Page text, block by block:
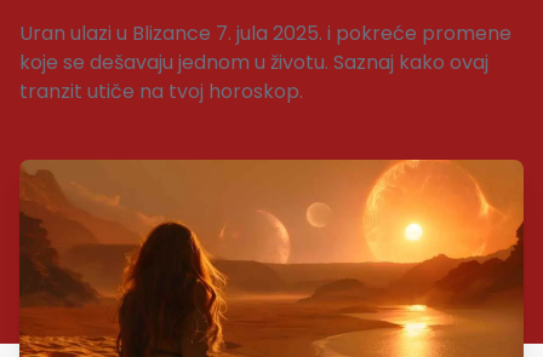
Uran ulazi u Blizance 7. jula 2025. i pokreće promene
koje se dešavaju jednom u životu. Saznaj kako ovaj
tranzit utiče na tvoj horoskop.